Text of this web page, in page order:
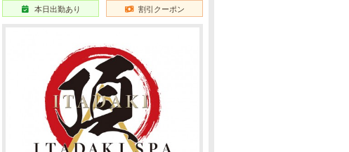
本日出勤あり 割引クーポン